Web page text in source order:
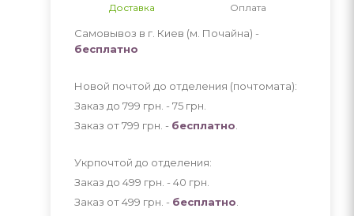
Доставка
Оплата
Самовывоз в г. Киев (м. Почайна) -
бесплатно
Новой почтой до отделения (почтомата):
Заказ до 799 грн. - 75 грн
Заказ от 799 грн. - бесплатно
Укрпочтой до отделения:
Заказ до 499 грн. - 40 грн
Заказ от 499 грн. - бесплатно